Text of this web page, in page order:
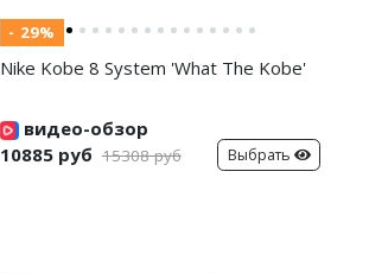
- 29%
Nike Kobe 8 System 'What The Kobe'
видео-обзор
10885 руб 15308 руб Выбрать